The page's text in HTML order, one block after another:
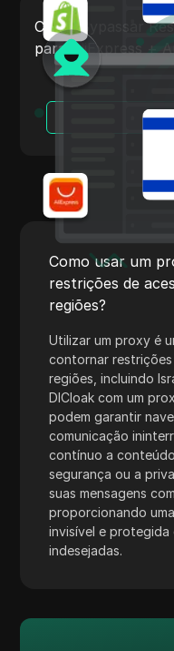
Payoneer
PayPal
Pinterest
PropellerAds
Quora
Rakuten
Reddit
Shopee
Shopify
Skrill
Snapchat
SoundCloud
Spotify
Square
Como Bypassar
para AliExpress +
Como usar um
restrições de
regiões?
Utilizar um proxy é
contornar restrições
regiões, incluindo
DICloak com um
podem garantir
comunicação
contínuo a
segurança ou a
suas mensagens
proporcionando
invisível e
indesejadas.